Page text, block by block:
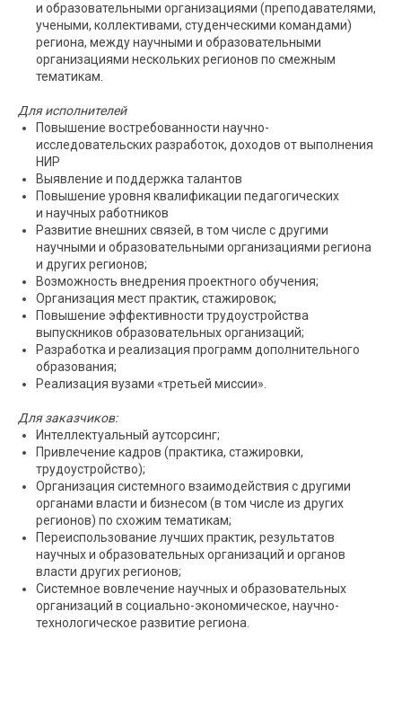
и образовательными организациями (преподавателями,
учеными, коллективами, студенческими командами)
региона, между научными и образовательными
организациями нескольких регионов по смежным
тематикам.
Для исполнителей
Повышение востребованности научно-
исследовательских разработок, доходов от выполнения
НИР
Выявление и поддержка талантов
Повышение уровня квалификации педагогических
и научных работников
Развитие внешних связей, в том числе с другими
научными и образовательными организациями региона
и других регионов;
Возможность внедрения проектного обучения;
Организация мест практик, стажировок;
Повышение эффективности трудоустройства
выпускников образовательных организаций;
Разработка и реализация программ дополнительного
образования;
Реализация вузами «третьей миссии».
Для заказчиков:
Интеллектуальный аутсорсинг;
Привлечение кадров (практика, стажировки,
трудоустройство);
Организация системного взаимодействия с другими
органами власти и бизнесом (в том числе из других
регионов) по схожим тематикам;
Переиспользование лучших практик, результатов
научных и образовательных организаций и органов
власти других регионов;
Системное вовлечение научных и образовательных
организаций в социально-экономическое, научно-
технологическое развитие региона.